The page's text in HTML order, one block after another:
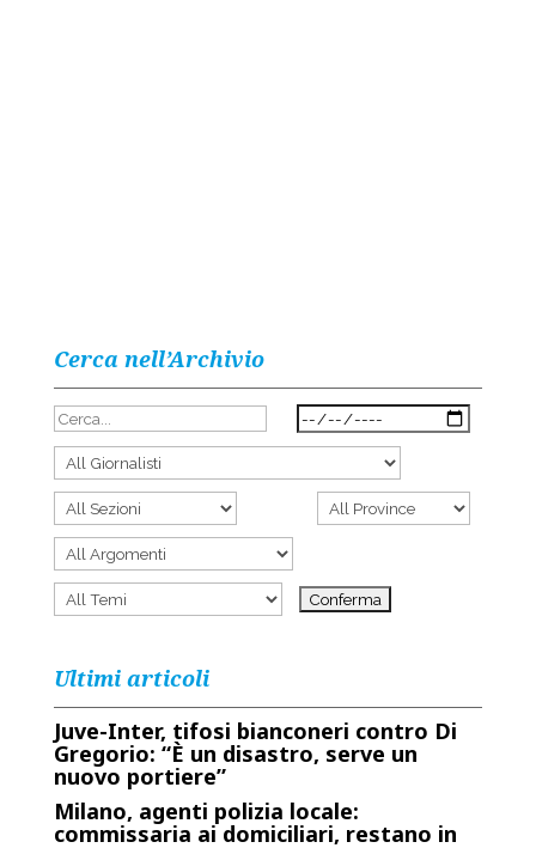
Cerca nell’Archivio
Ultimi articoli
Juve-Inter, tifosi bianconeri contro Di
Gregorio: “È un disastro, serve un
nuovo portiere”
Milano, agenti polizia locale:
commissaria ai domiciliari, restano in